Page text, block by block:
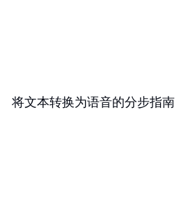
将文本转换为语音的分步指南